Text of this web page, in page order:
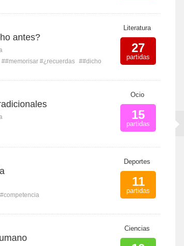
antes?
##memorisar #¿recuerdas ##dicho
Literatura
27
partidas
Ocio
15
partidas
#competencia
Deportes
11
partidas
Ciencias